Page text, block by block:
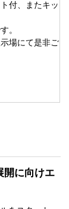
付、またキッ
。
場にて是非ご
開に向けエ